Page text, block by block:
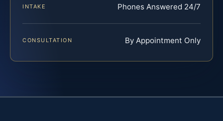
INTAKE Phones Answered 24/7
CONSULTATION By Appointment Only